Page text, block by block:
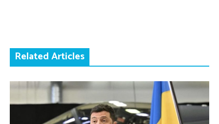
Related Articles